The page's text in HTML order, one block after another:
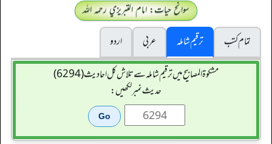
سوانح حیات: امام التبريزي رحمہ اللہ
تمام کتب
ترقیم شاملہ عربی
اردو
مشکوۃ المصابیح میں ترقیم شاملہ سے تلاش کل احادیث (6294)
حدیث نمبر لکھیں: